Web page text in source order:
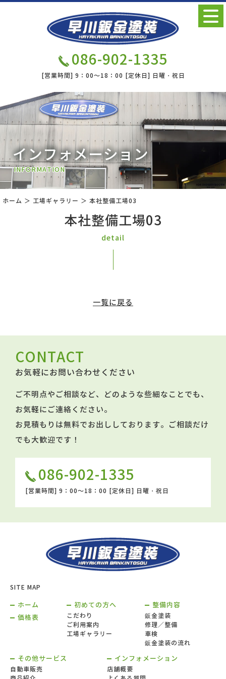
086-902-1335
[営業時間] 9：00～18：00 [定休日] 日曜・祝日
インフォメーション
INFORMATION
ホーム ＞ 工場ギャラリー ＞ 本社整備工場03
本社整備工場03
detail
一覧に戻る
CONTACT
お気軽にお問い合わせください
ご不明点やご相談など、どのような些細なことでも、
お気軽にご連絡ください。
お見積もりは無料でお出ししております。ご相談だけ
でも大歓迎です！
086-902-1335
[営業時間] 9：00～18：00 [定休日] 日曜・祝日
SITE MAP
ホーム
価格表
初めての方へ
こだわり
ご利用案内
工場ギャラリー
整備内容
鈑金塗装
修理／整備
車検
鈑金塗装の流れ
その他サービス
自動車販売
インフォメーション
店舗概要